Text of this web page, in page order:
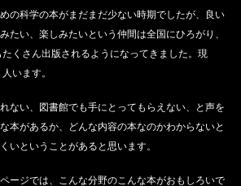
の科学の本がまだまだ少ない時期でしたが、良い
たい、楽しみたいという仲間は全国にひろがり、
くさん出版されるようになってきました。現
います。
ない、図書館でも手にとってもらえない、と声を
本があるか、どんな内容の本なのかわからないと
いということがあると思います。
ージでは、こんな分野のこんな本がおもしろいで